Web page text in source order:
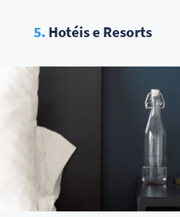
5. Hotéis e Resorts